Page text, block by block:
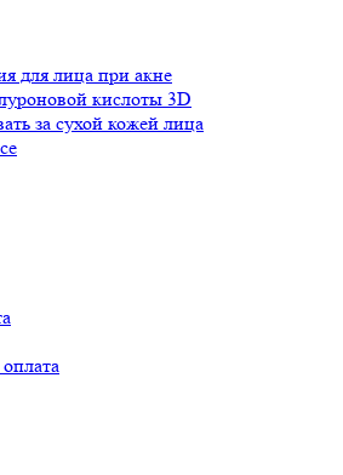
для лица при акне
кислоты 3D
за сухой кожей лица